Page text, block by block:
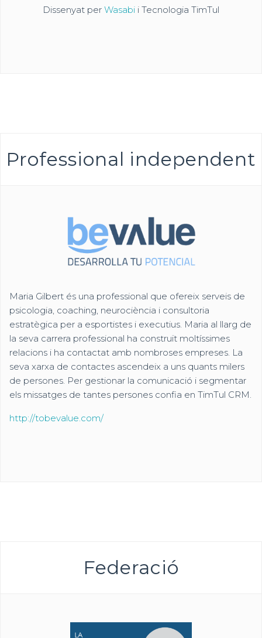
Dissenyat per Wasabi i Tecnologia TimTul
Professional independent
Maria Gilbert és una professional que ofereix serveis de
psicologia, coaching, neurociència i consultoria
estratègica per a esportistes i executius. Maria al llarg de
la seva carrera professional ha construït moltíssimes
relacions i ha contactat amb nombroses empreses. La
seva xarxa de contactes ascendeix a uns quants milers
de persones. Per gestionar la comunicació i segmentar
els missatges de tantes persones confia en TimTul CRM.
http://tobevalue.com/
Federació